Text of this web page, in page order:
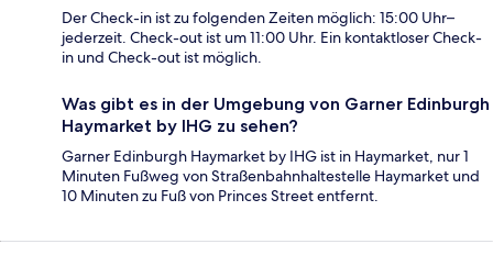
Der Check-in ist zu folgenden Zeiten möglich: 15:00 Uhr–
jederzeit. Check-out ist um 11:00 Uhr. Ein kontaktloser Check-
in und Check-out ist möglich.
Was gibt es in der Umgebung von Garner Edinburgh
Haymarket by IHG zu sehen?
Garner Edinburgh Haymarket by IHG ist in Haymarket, nur 1
Minuten Fußweg von Straßenbahnhaltestelle Haymarket und
10 Minuten zu Fuß von Princes Street entfernt.